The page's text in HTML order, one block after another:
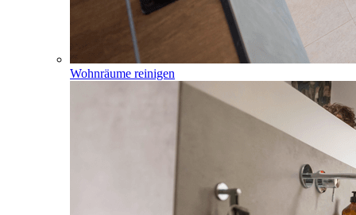
Wohnräume reinigen